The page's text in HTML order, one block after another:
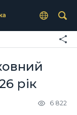
рік
6 822